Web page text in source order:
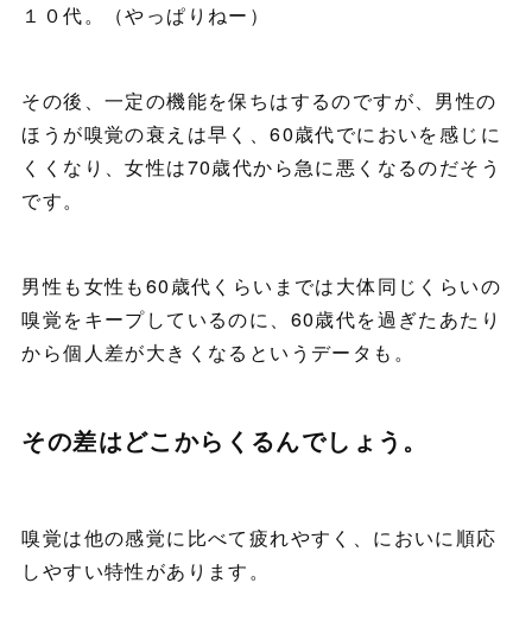
１０代。（やっぱりねー）
その後、一定の機能を保ちはするのですが、男性の
ほうが嗅覚の衰えは早く、60歳代でにおいを感じに
くくなり、女性は70歳代から急に悪くなるのだそう
です。
男性も女性も60歳代くらいまでは大体同じくらいの
嗅覚をキープしているのに、60歳代を過ぎたあたり
から個人差が大きくなるというデータも。
その差はどこからくるんでしょう。
嗅覚は他の感覚に比べて疲れやすく、においに順応
しやすい特性があります。